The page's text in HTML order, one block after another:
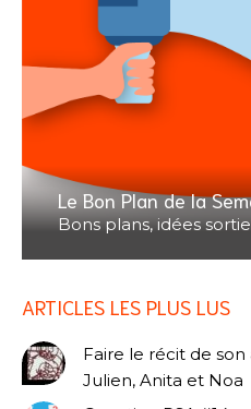
Le Bon Plan de la
Bons plans, idées
ARTICLES LES PLUS LUS
Faire le récit de son
Julien, Anita et Noa